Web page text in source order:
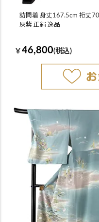
訪問着 身丈167.5cm 裄丈
灰紫 正絹 逸品
￥ 46,800(税込)